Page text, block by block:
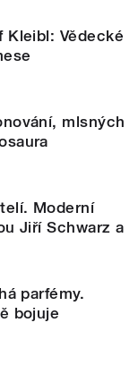
Kleibl: Vědecké
mlsných
Moderní
Jiří Schwarz a
parfémy.
bojuje